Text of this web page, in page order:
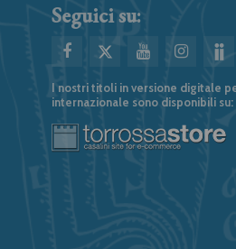
Seguici su:
I nostri titoli in versione digitale
internazionale sono disponibili su: